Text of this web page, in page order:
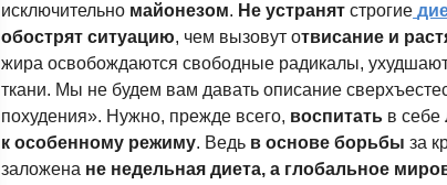
исключительно майонезом. Не устранят строгие
обострят ситуацию, чем вызовут отвисание и
жира освобождаются свободные радикалы,
ткани. Мы не будем вам давать описание
похудения». Нужно, прежде всего, воспитать в себе
к особенному режиму. Ведь в основе борьбы за
заложена не недельная диета, а глобальное